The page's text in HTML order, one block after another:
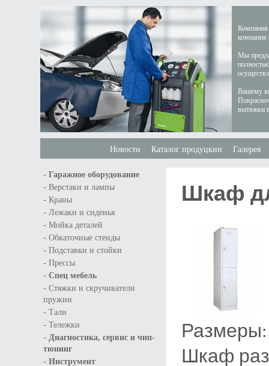
Компания
компания
Мы
Вашему
вытяжки
Новости Каталог продуцкии Галерея
- Гаражное оборудование
- Верстаки и лампы
- Краны
- Лежаки и сиденья
- Мойка деталей
- Обкаточные стенды
- Подставки и стойки
- Прессы
- Спец мебель
- Стяжки и скручиватели
пружин
- Тали
- Тележки
- Диагностика, сервис и чип-
тюнинг
- Инструмент
Шкаф
Шкаф